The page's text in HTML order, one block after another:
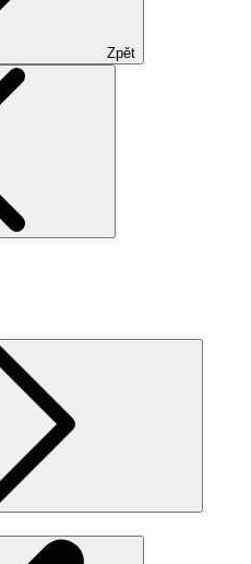
Zpět